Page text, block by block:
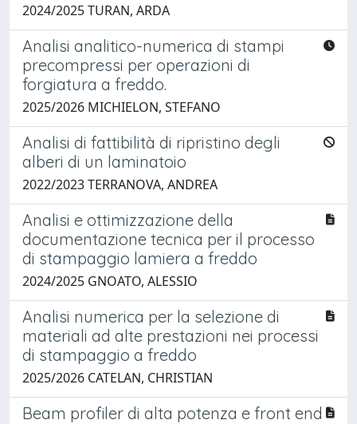
2024/2025 TURAN, ARDA
Analisi analitico-numerica di stampi
precompressi per operazioni di
forgiatura a freddo.
2025/2026 MICHIELON, STEFANO
Analisi di fattibilità di ripristino degli
alberi di un laminatoio
2022/2023 TERRANOVA, ANDREA
Analisi e ottimizzazione della
documentazione tecnica per il processo
di stampaggio lamiera a freddo
2024/2025 GNOATO, ALESSIO
Analisi numerica per la selezione di
materiali ad alte prestazioni nei processi
di stampaggio a freddo
2025/2026 CATELAN, CHRISTIAN
Beam profiler di alta potenza e front end